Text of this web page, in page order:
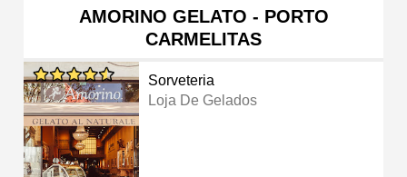
AMORINO GELATO - PORTO
CARMELITAS
Sorveteria
Loja De Gelados